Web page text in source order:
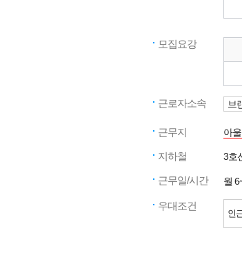
모집요강
근로자소속 브
근무지 아
지하철 3호
근무일/시간 월
우대조건
인